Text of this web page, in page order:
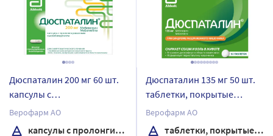
Дюспаталин 200 мг 60 шт.
капсулы с
пролонгированным
высвобождением
Верофарм АО
капсулы с пролонгированным высвобождением
Дюспаталин 135 мг 50 шт.
таблетки, покрытые
оболочкой
Верофарм АО
таблетки, покрытые оболочкой